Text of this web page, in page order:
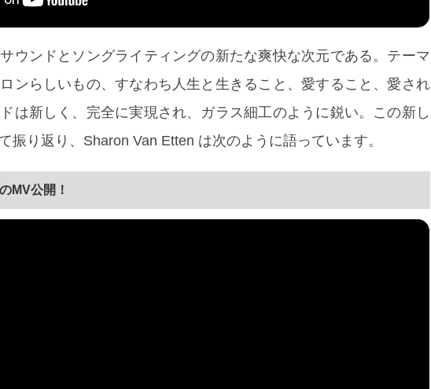
ウンドとソングライティングの新たな爽快な次元である。テーマ
ンらしいもの、すなわち人生と生きること、愛すること、愛され
は新しく、完全に実現され、ガラス細工のように鋭い。この新し
振り返り、Sharon Van Etten は次のように語っています。
MV公開！